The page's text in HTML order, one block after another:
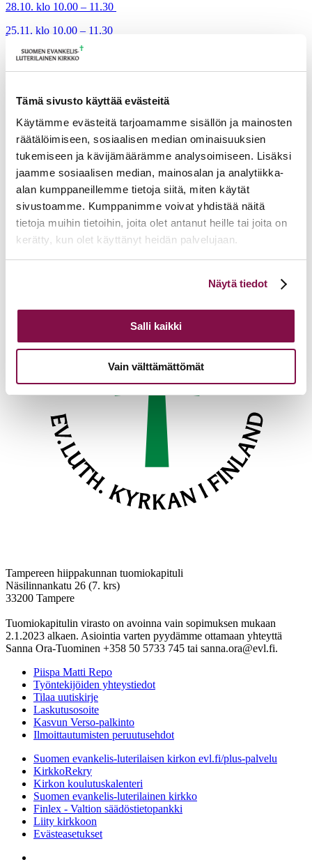
Tämä sivusto käyttää evästeitä
Käytämme evästeitä tarjoamamme sisällön ja mainosten
räätälöimiseen, sosiaalisen median ominaisuuksien
tukemiseen ja kävijämäärämme analysoimiseen. Lisäksi
jaamme sosiaalisen median, mainosalan ja analytiikka-
alan kumppaneillemme tietoja siitä, miten käytät
sivustoamme. Kumppanimme voivat yhdistää näitä
tietoja muihin tietoihin, joita olet antanut heille tai joita on
kerätty, kun olet käyttänyt heidän palvelujaan.
linkistä.
Näytä tiedot
Salli kaikki
Vain välttämättömät
28.10. klo 10.00 – 11.30
25.11. klo 10.00 – 11.30
Lisätietoja
tuulia.matilainen@evl.fi
Tulevia tapahtumia
Tuomiokapitulin istunto 19.08.2026
Ikkunoita kristilliseen spiritualiteettiin: Matkakumppanuuden päivä
runojen, taiteen ja luonnon äärellä
25.08.2026
Toimistoväen verkostotapaaminen 08.09.2026
Takaisin tapahtumiin
Tampereen hiippakunnan tuomiokapituli
Näsilinnankatu 26 (7. krs)
33200 Tampere
Tuomiokapitulin virasto on avoinna vain sopimuksen mukaan
2.1.2023 alkaen. Asiointia varten pyydämme ottamaan yhteyttä
Sanna Ora-Tuominen +358 50 5733 745 tai sanna.ora@evl.fi.
Piispa Matti Repo
Työntekijöiden yhteystiedot
Tilaa uutiskirje
Laskutusosoite
Kasvun Verso-palkinto
Ilmoittautumisten peruutusehdot
Suomen evankelis-luterilaisen kirkon evl.fi/plus-palvelu
KirkkoRekry
Kirkon koulutuskalenteri
Suomen evankelis-luterilainen kirkko
Finlex - Valtion säädöstietopankki
Liity kirkkoon
Evästeasetukset